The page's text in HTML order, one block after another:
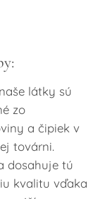
látky sú
zo
a čipiek v
továrni.
dosahuje tú
kvalitu vďaka